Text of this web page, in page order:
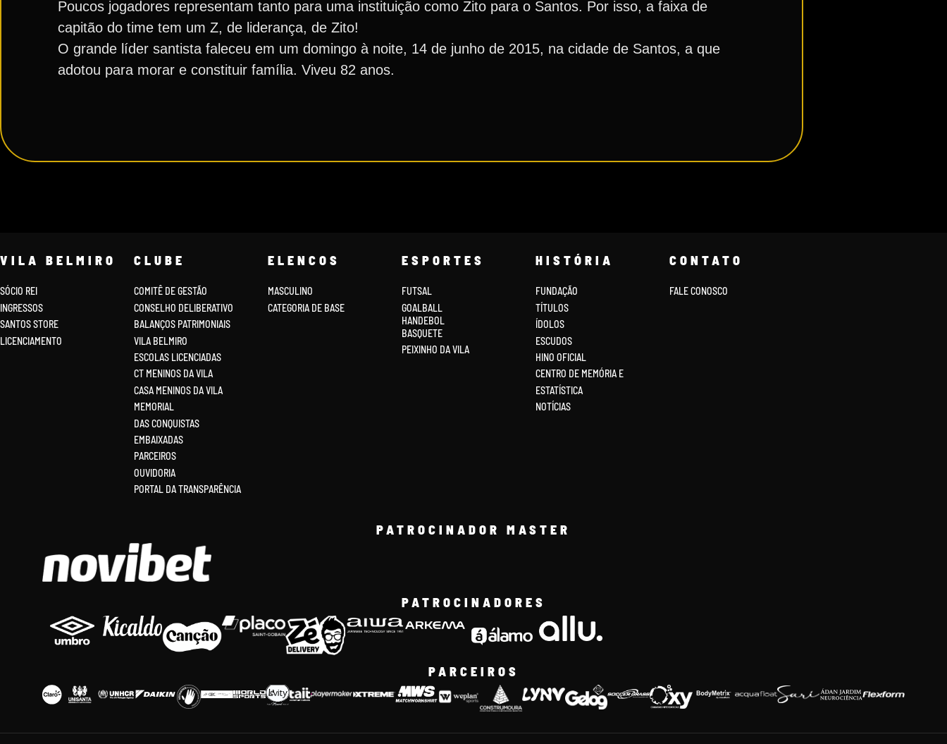
Poucos jogadores representam tanto para uma instituição como Zito para o Santos. Por isso, a faixa de
capitão do time tem um Z, de liderança, de Zito!
O grande líder santista faleceu em um domingo à noite, 14 de junho de 2015, na cidade de Santos, a que
adotou para morar e constituir família. Viveu 82 anos.
VILA BELMIRO
SÓCIO REI
INGRESSOS
SANTOS STORE
LICENCIAMENTO
CLUBE
COMITÊ DE GESTÃO
CONSELHO DELIBERATIVO
BALANÇOS PATRIMONIAIS
VILA BELMIRO
ESCOLAS LICENCIADAS
CT MENINOS DA VILA
CASA MENINOS DA VILA
MEMORIAL
DAS CONQUISTAS
EMBAIXADAS
PARCEIROS
OUVIDORIA
PORTAL DA TRANSPARÊNCIA
ELENCOS
MASCULINO
CATEGORIA DE BASE
ESPORTES
FUTSAL
GOALBALL
HANDEBOL
BASQUETE
PEIXINHO DA VILA
HISTÓRIA
FUNDAÇÃO
TÍTULOS
ÍDOLOS
ESCUDOS
HINO OFICIAL
CENTRO DE MEMÓRIA E
ESTATÍSTICA
NOTÍCIAS
CONTATO
FALE CONOSCO
PATROCINADOR MASTER
PATROCINADORES
PARCEIROS